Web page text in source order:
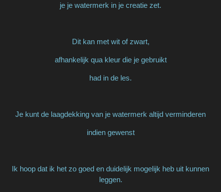
je je watermerk in je creatie zet.
Dit kan met wit of zwart,
afhankelijk qua kleur die je gebruikt
had in de les.
Je kunt de laagdekking van je watermerk altijd verminderen
indien gewenst
Ik hoop dat ik het zo goed en duidelijk mogelijk heb uit kunnen
leggen.